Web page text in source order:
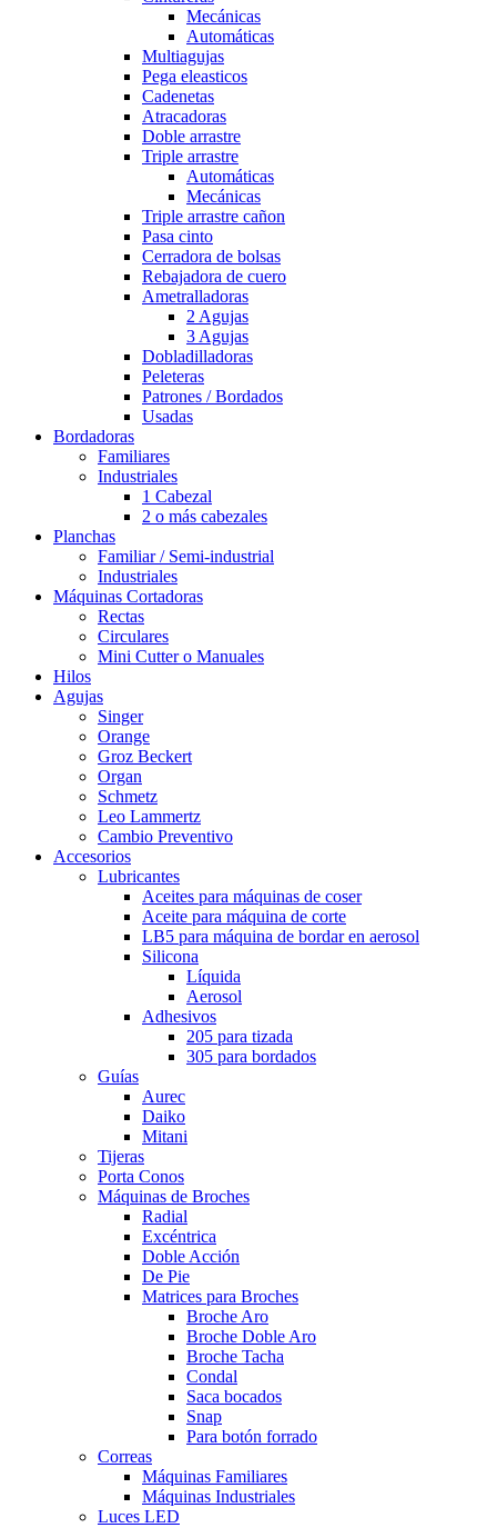
Mecánicas
Automáticas
Multiagujas
Pega eleasticos
Cadenetas
Atracadoras
Doble arrastre
Triple arrastre
Automáticas
Mecánicas
Triple arrastre cañon
Pasa cinto
Cerradora de bolsas
Rebajadora de cuero
Ametralladoras
2 Agujas
3 Agujas
Dobladilladoras
Peleteras
Patrones / Bordados
Usadas
Bordadoras
Familiares
Industriales
1 Cabezal
2 o más cabezales
Planchas
Familiar / Semi-industrial
Industriales
Máquinas Cortadoras
Rectas
Circulares
Mini Cutter o Manuales
Hilos
Agujas
Singer
Orange
Groz Beckert
Organ
Schmetz
Leo Lammertz
Cambio Preventivo
Accesorios
Lubricantes
Aceites para máquinas de coser
Aceite para máquina de corte
LB5 para máquina de bordar en aerosol
Silicona
Líquida
Aerosol
Adhesivos
205 para tizada
305 para bordados
Guías
Aurec
Daiko
Mitani
Tijeras
Porta Conos
Máquinas de Broches
Radial
Excéntrica
Doble Acción
De Pie
Matrices para Broches
Broche Aro
Broche Doble Aro
Broche Tacha
Condal
Saca bocados
Snap
Para botón forrado
Correas
Máquinas Familiares
Máquinas Industriales
Luces LED